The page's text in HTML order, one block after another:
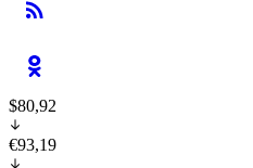
$80,92
€93,19